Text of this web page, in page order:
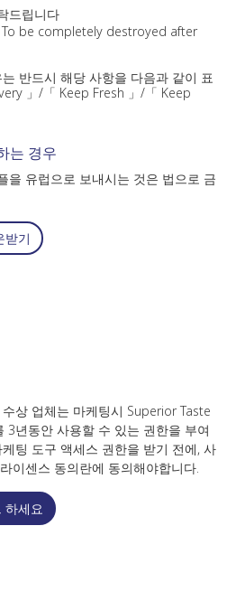
드립니다
be completely destroyed after
반드시 해당 사항을 다음과 같이 표
」/「 Keep Fresh 」/「 Keep
는 경우
을 유럽으로 보내시는 것은 법으로 금
받기
상 업체는 마케팅시 Superior Taste
년동안 사용할 수 있는 권한을 부여
팅 도구 액세스 권한을 받기 전에, 사
이센스 동의란에 동의해야합니다.
하세요